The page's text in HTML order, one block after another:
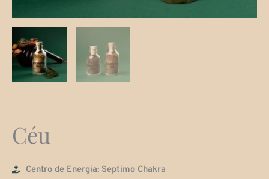
Céu
Centro de Energia: Septimo Chakra